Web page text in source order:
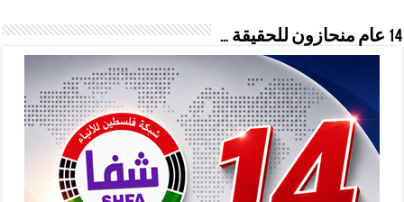
14 عام منحازون للحقيقة …